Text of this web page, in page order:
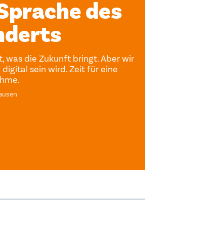
des
was die Zukunft bringt. Aber wir
digital sein wird. Zeit für eine